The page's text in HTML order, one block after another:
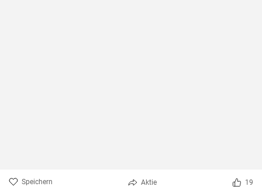
Speichern Aktie 19